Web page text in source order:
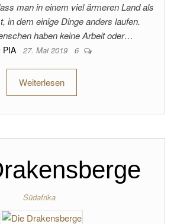
man in einem viel ärmeren Land als
in dem einige Dinge anders laufen.
haben keine Arbeit oder…
PIA 27. Mai 2019 6
Weiterlesen
Südafrika